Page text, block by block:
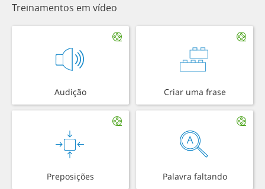
Treinamentos em vídeo
Audição Criar uma frase
Preposições Palavra faltando